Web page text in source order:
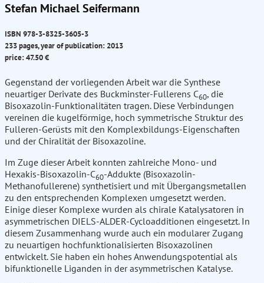
Stefan Michael Seifermann
ISBN 978-3-8325-3605-3
233 pages, year of publication: 2013
price: 47.50 €
Gegenstand der vorliegenden Arbeit war die Synthese
neuartiger Derivate des Buckminster-Fullerens C60, die
Bisoxazolin-Funktionalitäten tragen. Diese Verbindungen
vereinen die kugelförmige, hoch symmetrische Struktur des
Fulleren-Gerüsts mit den Komplexbildungs-Eigenschaften
und der Chiralität der Bisoxazoline.
Im Zuge dieser Arbeit konnten zahlreiche Mono- und
Hexakis-Bisoxazolin-C60-Addukte (Bisoxazolin-
Methanofullerene) synthetisiert und mit Übergangsmetallen
zu den entsprechenden Komplexen umgesetzt werden.
Einige dieser Komplexe wurden als chirale Katalysatoren in
asymmetrischen DIELS-ALDER-Cycloadditionen eingesetzt. In
diesem Zusammenhang wurde auch ein modularer Zugang
zu neuartigen hochfunktionalisierten Bisoxazolinen
entwickelt. Sie haben ein hohes Anwendungspotential als
bifunktionelle Liganden in der asymmetrischen Katalyse.